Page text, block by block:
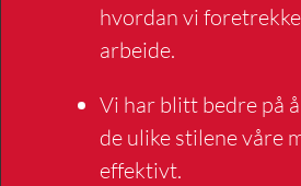
hvordan vi
arbeide.
Vi har blitt bedre på
de ulike stilene våre
effektivt.